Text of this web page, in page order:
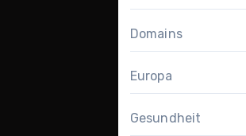
Domains
Europa
Gesundheit